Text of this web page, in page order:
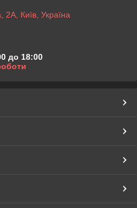
2А, Київ, Україна
до 18:00